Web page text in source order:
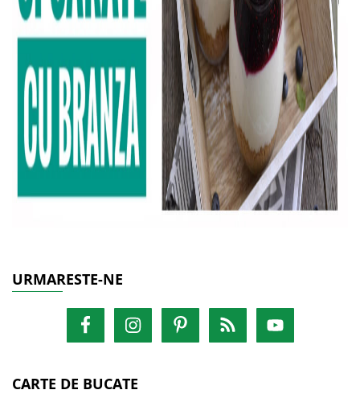
URMARESTE-NE
CARTE DE BUCATE